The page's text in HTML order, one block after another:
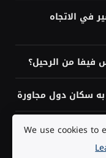
في الاتجاه
فيفا من الرحيل؟
سكان دول مجاورة
الإجابة
We use cookies to